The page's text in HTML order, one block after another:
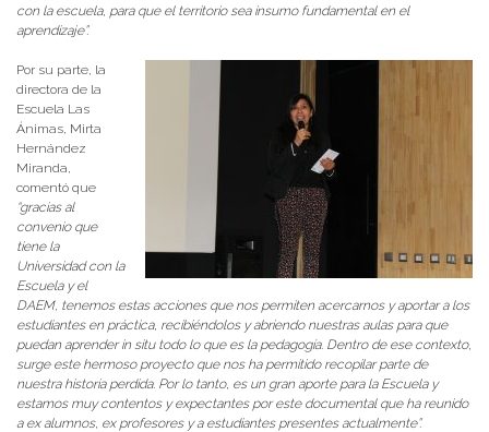
con la escuela, para que el territorio sea insumo fundamental en el
aprendizaje”.
Por su parte, la
directora de la
Escuela Las
Ánimas, Mirta
Hernández
Miranda,
comentó que
“gracias al
convenio que
tiene la
Universidad con la
Escuela y el
DAEM, tenemos estas acciones que nos permiten acercarnos y aportar a los
estudiantes en práctica, recibiéndolos y abriendo nuestras aulas para que
puedan aprender in situ todo lo que es la pedagogía. Dentro de ese contexto,
surge este hermoso proyecto que nos ha permitido recopilar parte de
nuestra historia perdida. Por lo tanto, es un gran aporte para la Escuela y
estamos muy contentos y expectantes por este documental que ha reunido
a ex alumnos, ex profesores y a estudiantes presentes actualmente”.